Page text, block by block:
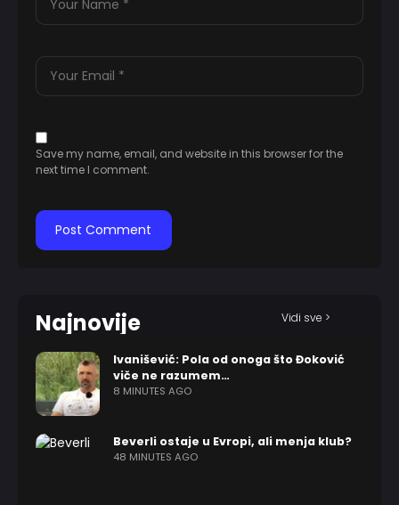
Save my name, email, and website in this browser for the
next time I comment.
Najnovije Vidi sve >
Ivanišević: Pola od onoga što Đoković
viče ne razumem…
8 MINUTES AGO
Beverli ostaje u Evropi, ali menja klub?
48 MINUTES AGO